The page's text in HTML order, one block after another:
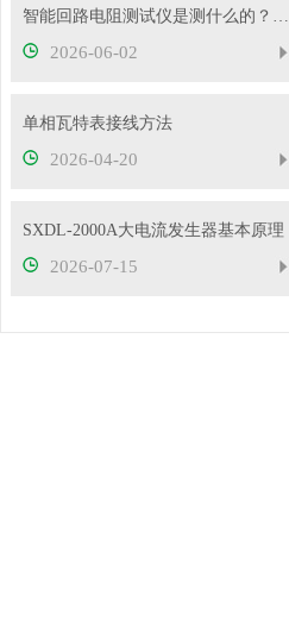
智能回路电阻测试仪是测什么的？主要用途有哪些？
2026-06-02
单相瓦特表接线方法
2026-04-20
SXDL-2000A大电流发生器基本原理
2026-07-15